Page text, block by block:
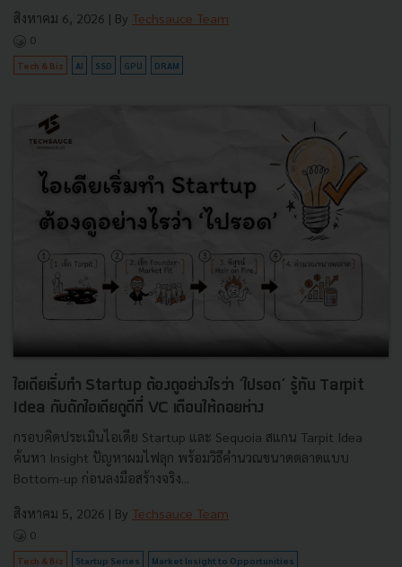
สิงหาคม 6, 2026 | By Techsauce Team
0
Tech & Biz AI SSD GPU DRAM
ไอเดียเริ่มทำ Startup ต้องดูอย่างไรว่า ‘ไปรอด’ รู้ทัน Tarpit
Idea กับดักไอเดียดูดีที่ VC เตือนให้ถอยห่าง
กรอบคิดประเมินไอเดีย Startup และ Sequoia สแกน Tarpit Idea
ค้นหา Insight ปัญหาผมไฟลุก พร้อมวิธีคำนวณขนาดตลาดแบบ
Bottom-up ก่อนลงมือสร้างจริง...
สิงหาคม 5, 2026 | By Techsauce Team
0
Tech & Biz Startup Series Market Insight to Opportunities